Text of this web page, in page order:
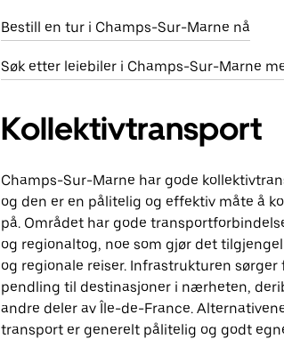
Bestill en tur i Champs-Sur-Marne nå
Søk etter leiebiler i Champs-Sur-Marne
Kollektivtransport
Champs-Sur-Marne har gode
og den er en pålitelig og effektiv måte å
på. Området har gode
og regionaltog, noe som gjør det
og regionale reiser. Infrastrukturen sørger
pendling til destinasjoner i nærheten,
andre deler av Île-de-France.
transport er generelt pålitelig og godt